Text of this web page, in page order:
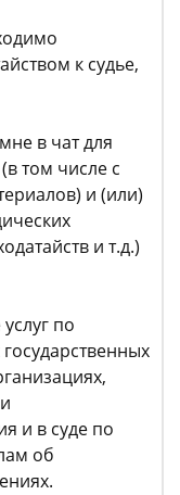
к судье,
в чат для
том числе с
и (или)
и т.д.)
по
и в суде по
об